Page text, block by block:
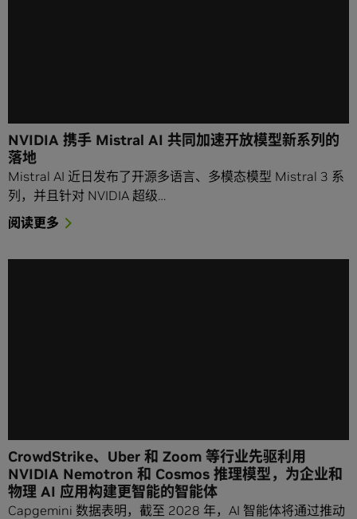
NVIDIA 携手 Mistral AI 共同加速开放模型新系列的
落地
Mistral AI 近日发布了开源多语言、多模态模型 Mistral 3 系
列，并且针对 NVIDIA 超级…
阅读更多
CrowdStrike、Uber 和 Zoom 等行业先驱利用
NVIDIA Nemotron 和 Cosmos 推理模型，为企业和
物理 AI 应用构建更智能的智能体
Capgemini 数据表明，截至 2028 年，AI 智能体将通过推动